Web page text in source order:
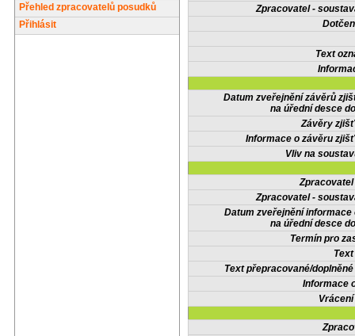
Přehled zpracovatelů posudků
Přihlásit
Zpracovatel -
Text
Datum zveřejnění závěrů
na úřední desce
Závěry
Informace o závěru
Vliv na
Zpracovatel -
Datum zveřejnění informace
na úřední desce
Termín pro
Text přepracované/
Informace